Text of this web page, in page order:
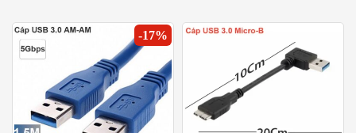
-17%